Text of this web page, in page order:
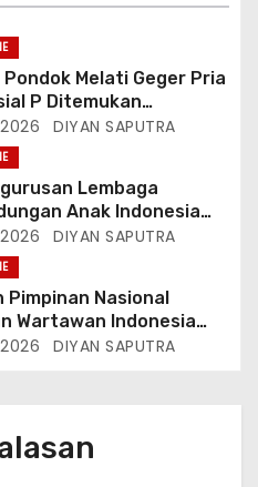
Pondok Melati Geger Pria
P Ditemukan
Diduga Akibat
Hutang
DIYAN SAPUTRA
Lembaga
Anak Indonesia
2026-2031
Wakil Kordinator
Tim Reaksi Cepat
Perempuan Anak
TRCPPA) Muhammad
Mengapresiasi Dan Beri
DIYAN SAPUTRA
Pimpinan Nasional
Wartawan Indonesia
Menggelar Rapat
DIYAN SAPUTRA